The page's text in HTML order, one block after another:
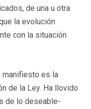
de una u otra
la evolución
con la situación
manifiesto es la
de la Ley. Ha llovido
de lo deseable-